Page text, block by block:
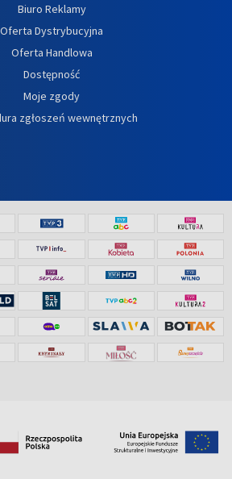
Biuro Reklamy
Oferta Dystrybucyjna
Oferta Handlowa
Dostępność
Moje zgody
zgłoszeń wewnętrznych